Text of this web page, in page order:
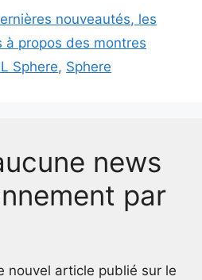
nouveautés, les
propos des montres
Sphere, Sphere
news
par
nouvel article publié sur le